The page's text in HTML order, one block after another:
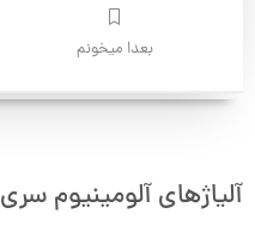
بعدا میخونم
آلیاژهای آلومینیوم سری 6000